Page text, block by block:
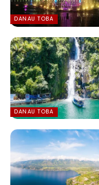
DANAU TOBA
DANAU TOBA